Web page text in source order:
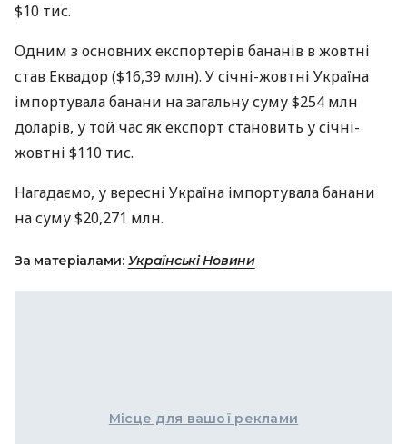
$10 тис.
Одним з основних експортерів бананів в жовтні
став Еквадор ($16,39 млн). У січні-жовтні Україна
імпортувала банани на загальну суму $254 млн
доларів, у той час як експорт становить у січні-
жовтні $110 тис.
Нагадаємо, у вересні Україна імпортувала банани
на суму $20,271 млн.
За матеріалами: Українські Новини
Місце для вашої реклами